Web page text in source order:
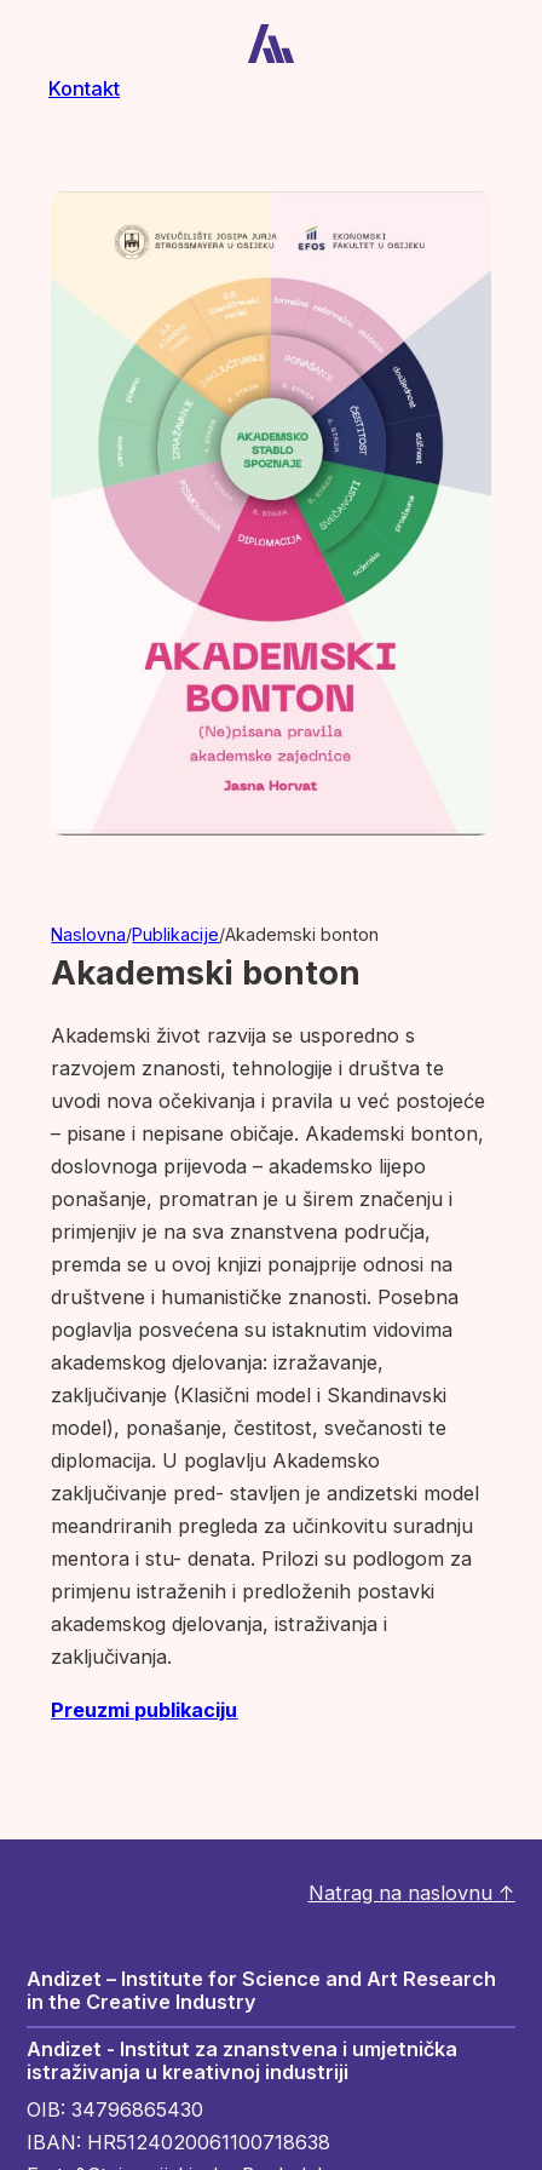
Kontakt
Naslovna/Publikacije/Akademski bonton
Akademski bonton
Akademski život razvija se usporedno s
razvojem znanosti, tehnologije i društva te
uvodi nova očekivanja i pravila u već postojeće
– pisane i nepisane običaje. Akademski bonton,
doslovnoga prijevoda – akademsko lijepo
ponašanje, promatran je u širem značenju i
primjenjiv je na sva znanstvena područja,
premda se u ovoj knjizi ponajprije odnosi na
društvene i humanističke znanosti. Posebna
poglavlja posvećena su istaknutim vidovima
akademskog djelovanja: izražavanje,
zaključivanje (Klasični model i Skandinavski
model), ponašanje, čestitost, svečanosti te
diplomacija. U poglavlju Akademsko
zaključivanje pred- stavljen je andizetski model
meandriranih pregleda za učinkovitu suradnju
mentora i stu- denata. Prilozi su podlogom za
primjenu istraženih i predloženih postavki
akademskog djelovanja, istraživanja i
zaključivanja.
Preuzmi publikaciju
Natrag na naslovnu ↑
Andizet – Institute for Science and Art Research
in the Creative Industry
Andizet - Institut za znanstvena i umjetnička
istraživanja u kreativnoj industriji
OIB: 34796865430
IBAN: HR5124020061100718638